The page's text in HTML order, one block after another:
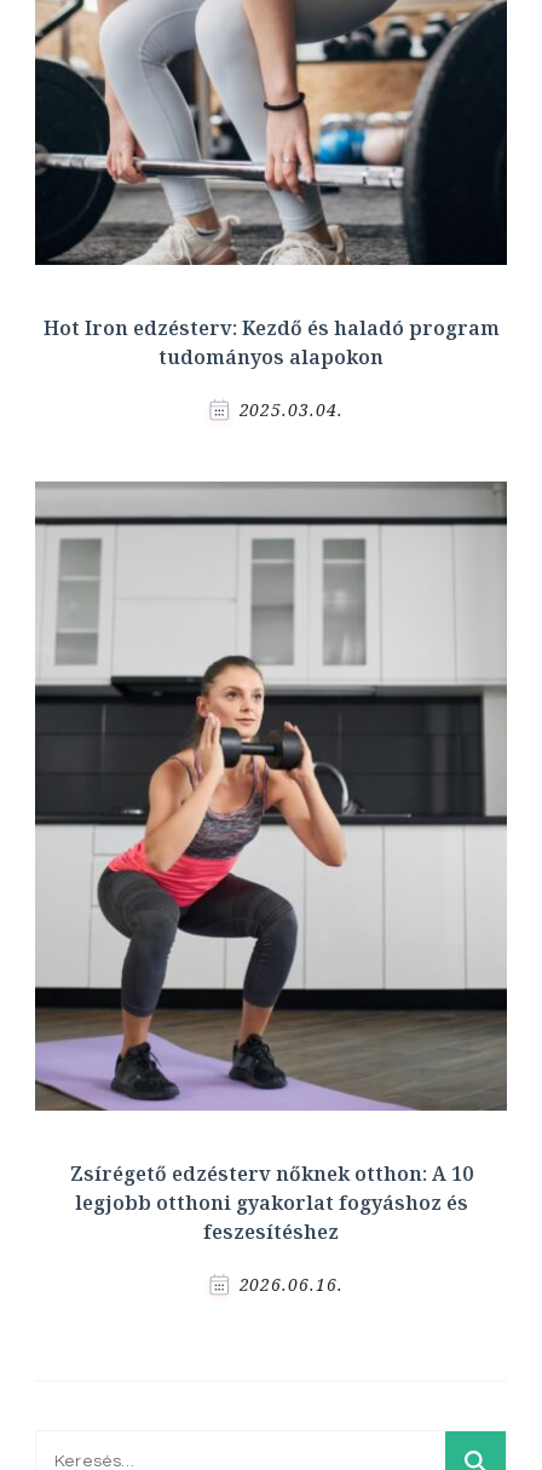
Hot Iron edzésterv: Kezdő és haladó program
tudományos alapokon
2025.03.04.
Zsírégető edzésterv nőknek otthon: A 10
legjobb otthoni gyakorlat fogyáshoz és
feszesítéshez
2026.06.16.
Keresés: